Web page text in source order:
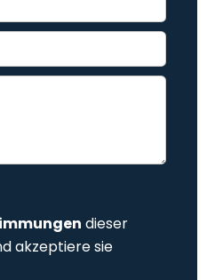
dieser
akzeptiere sie